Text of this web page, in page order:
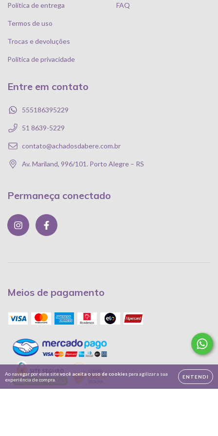
Ao navegar por este sitevocê aceita o uso de cookies para agilizar a sua
experiência de compra.
ENTENDI
Política de entrega
Termos de uso
Trocas e devoluções
Política de privacidade
FAQ
Entre em contato
555186395229
51 8639-5229
contato@achadosdabere.com.br
Av. Mariland, 996/101. Porto Alegre – RS
Permaneça conectado
Meios de pagamento